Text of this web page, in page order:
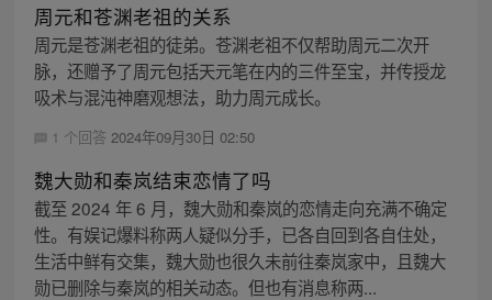
周元和苍渊老祖的关系
周元是苍渊老祖的徒弟。苍渊老祖不仅帮助周元二次开
脉，还赠予了周元包括天元笔在内的三件至宝，并传授龙
吸术与混沌神磨观想法，助力周元成长。
1 个回答 2024年09月30日 02:50
魏大勋和秦岚结束恋情了吗
截至 2024 年 6 月，魏大勋和秦岚的恋情走向充满不确定
性。有娱记爆料称两人疑似分手，已各自回到各自住处，
生活中鲜有交集，魏大勋也很久未前往秦岚家中，且魏大
勋已删除与秦岚的相关动态。但也有消息称两...